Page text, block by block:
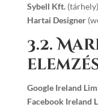
Sybell Kft. (tárhely)
Hartai Designer
3.2.
Google Ireland
Facebook Ireland